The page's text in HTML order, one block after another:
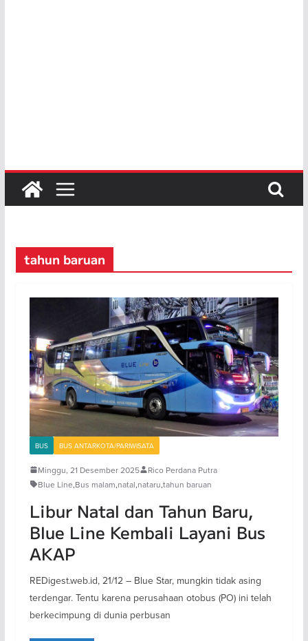
tahun baruan
BUS BUS ANTARKOTA/PARIWISATA
Minggu, 21 Desember 2025
Rico Perdana Putra
Blue Line,Bus malam,natal,nataru,tahun baruan
Libur Natal dan Tahun Baru,
Blue Line Kembali Layani Bus
AKAP
REDigest.web.id, 21/12 – Blue Star, mungkin tidak asing
terdengar. Tentu karena perusahaan otobus (PO) ini telah
berkecimpung di dunia perbusan